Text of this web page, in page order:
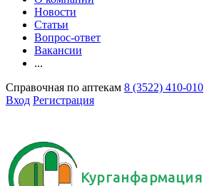
Новости
Статьи
Вопрос-ответ
Вакансии
...
Справочная по аптекам 8 (3522) 410-010
Вход Регистрация
Курганфармация